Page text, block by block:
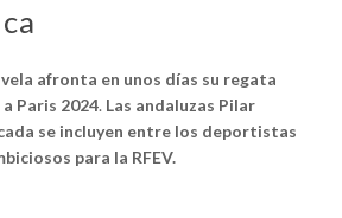
afronta en unos días su regata
Paris 2024. Las andaluzas Pilar
se incluyen entre los deportistas
para la RFEV.